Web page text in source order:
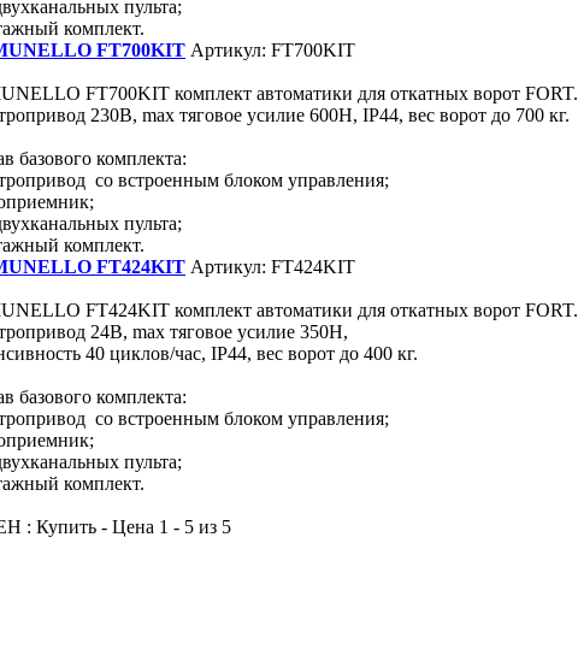
пульта;
комплект.
FT700KIT Артикул: FT700KIT
FT700KIT комплект автоматики для откатных ворот FORT.
230В, max тяговое усилие 600Н, IP44, вес ворот до 700 кг.
базового комплекта:
со встроенным блоком управления;
пульта;
комплект.
FT424KIT Артикул: FT424KIT
FT424KIT комплект автоматики для откатных ворот FORT.
24В, max тяговое усилие 350Н,
40 циклов/час, IP44, вес ворот до 400 кг.
базового комплекта:
со встроенным блоком управления;
пульта;
комплект.
: Купить - Цена 1 - 5 из 5